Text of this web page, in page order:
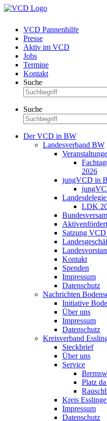
VCD Pannenhilfe
Presse
Aktiv im VCD
Jobs
Termine
Kontakt
Suche
Suche
Der VCD in BW
Landesverband BW
2026
jungVCD in
LDK
Satzung
Kontakt
Spenden
Impressum
Datenschutz
Nachrichten
Initiative
Über uns
Impressum
Datenschutz
Kreisverband
Steckbrief
Über uns
Service
Platz
Kreis
Impressum
Datenschutz